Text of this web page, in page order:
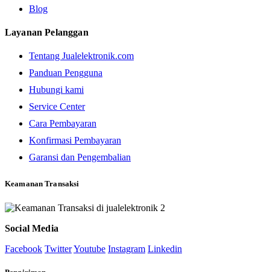
Blog
Layanan Pelanggan
Tentang Jualelektronik.com
Panduan Pengguna
Hubungi kami
Service Center
Cara Pembayaran
Konfirmasi Pembayaran
Garansi dan Pengembalian
Keamanan Transaksi
Social Media
Facebook TwitterYoutube Instagram Linkedin